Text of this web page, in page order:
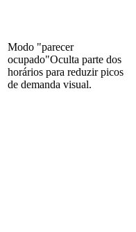
Modo "parecer
ocupado"Oculta parte dos
horários para reduzir picos
de demanda visual.